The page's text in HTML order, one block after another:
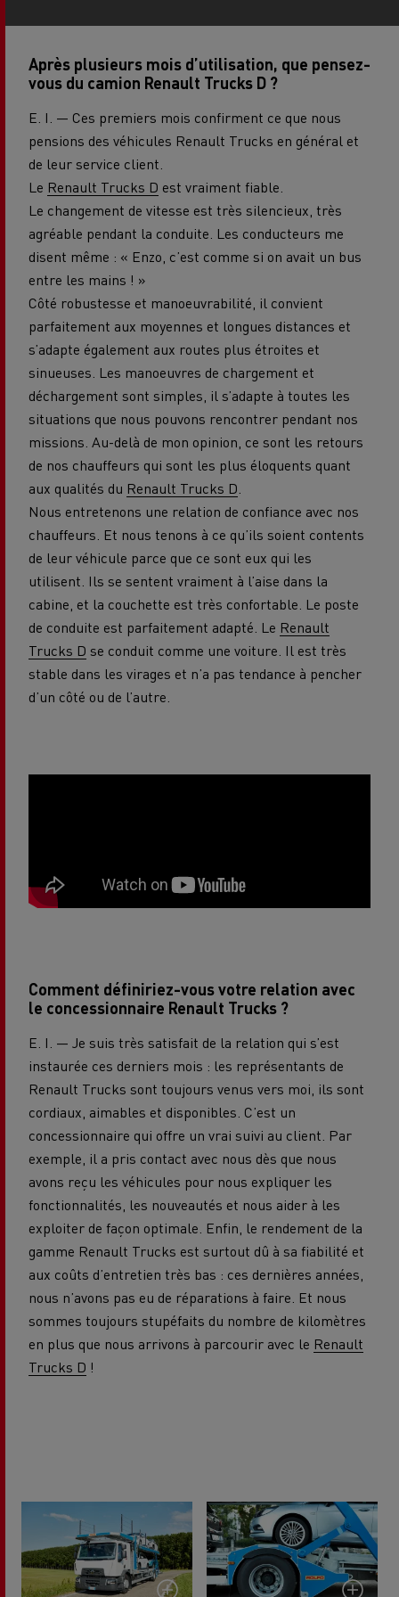
Après plusieurs mois d’utilisation, que pensez-
vous du camion Renault Trucks D ?
E. I. — Ces premiers mois confirment ce que nous
pensions des véhicules Renault Trucks en général et
de leur service client.
Le Renault Trucks D est vraiment fiable.
Le changement de vitesse est très silencieux, très
agréable pendant la conduite. Les conducteurs me
disent même : « Enzo, c’est comme si on avait un bus
entre les mains ! »
Côté robustesse et manoeuvrabilité, il convient
parfaitement aux moyennes et longues distances et
s’adapte également aux routes plus étroites et
sinueuses. Les manoeuvres de chargement et
déchargement sont simples, il s’adapte à toutes les
situations que nous pouvons rencontrer pendant nos
missions. Au-delà de mon opinion, ce sont les retours
de nos chauffeurs qui sont les plus éloquents quant
aux qualités du Renault Trucks D
Nous entretenons une relation de confiance avec nos
chauffeurs. Et nous tenons à ce qu’ils soient contents
de leur véhicule parce que ce sont eux qui les
utilisent. Ils se sentent vraiment à l’aise dans la
cabine, et la couchette est très confortable. Le poste
de conduite est parfaitement adapté. Le Renault
Trucks D se conduit comme une voiture. Il est très
stable dans les virages et n’a pas tendance à pencher
d’un côté ou de l’autre.
Comment définiriez-vous votre relation avec
le concessionnaire Renault Trucks ?
E. I. — Je suis très satisfait de la relation qui s’est
instaurée ces derniers mois : les représentants de
Renault Trucks sont toujours venus vers moi, ils sont
cordiaux, aimables et disponibles. C’est un
concessionnaire qui offre un vrai suivi au client. Par
exemple, il a pris contact avec nous dès que nous
avons reçu les véhicules pour nous expliquer les
fonctionnalités, les nouveautés et nous aider à les
exploiter de façon optimale. Enfin, le rendement de la
gamme Renault Trucks est surtout dû à sa fiabilité et
aux coûts d’entretien très bas : ces dernières années,
nous n’avons pas eu de réparations à faire. Et nous
sommes toujours stupéfaits du nombre de kilomètres
en plus que nous arrivons à parcourir avec le Renault
Trucks D !